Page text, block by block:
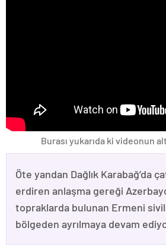
Burası yukarıda ki videonun
Öte yandan Dağlık Karabağ’da
erdiren anlaşma gereği
topraklarda bulunan Ermeni
bölgeden ayrılmaya devam